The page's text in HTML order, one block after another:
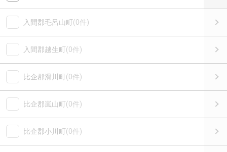
入間郡毛呂山町(0件)
入間郡越生町(0件)
比企郡滑川町(0件)
比企郡嵐山町(0件)
比企郡小川町(0件)